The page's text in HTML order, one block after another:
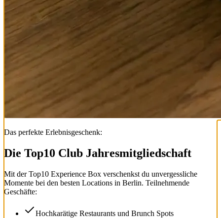
Das perfekte Erlebnisgeschenk:
Die Top10 Club Jahresmitgliedschaft
Mit derTop10 Experience Box verschenkst du unvergessliche
Momente bei den besten Locations in Berlin. Teilnehmende
Geschäfte:
Hochkarätige Restaurants und Brunch Spots